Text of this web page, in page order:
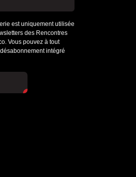
est uniquement utilisée
des Rencontres
Vous pouvez à tout
intégré